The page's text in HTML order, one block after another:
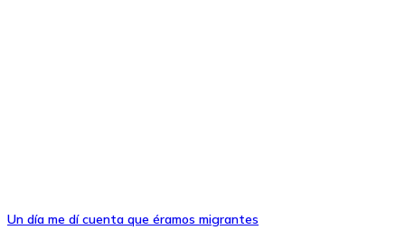
Un día me dí cuenta que éramos migrantes